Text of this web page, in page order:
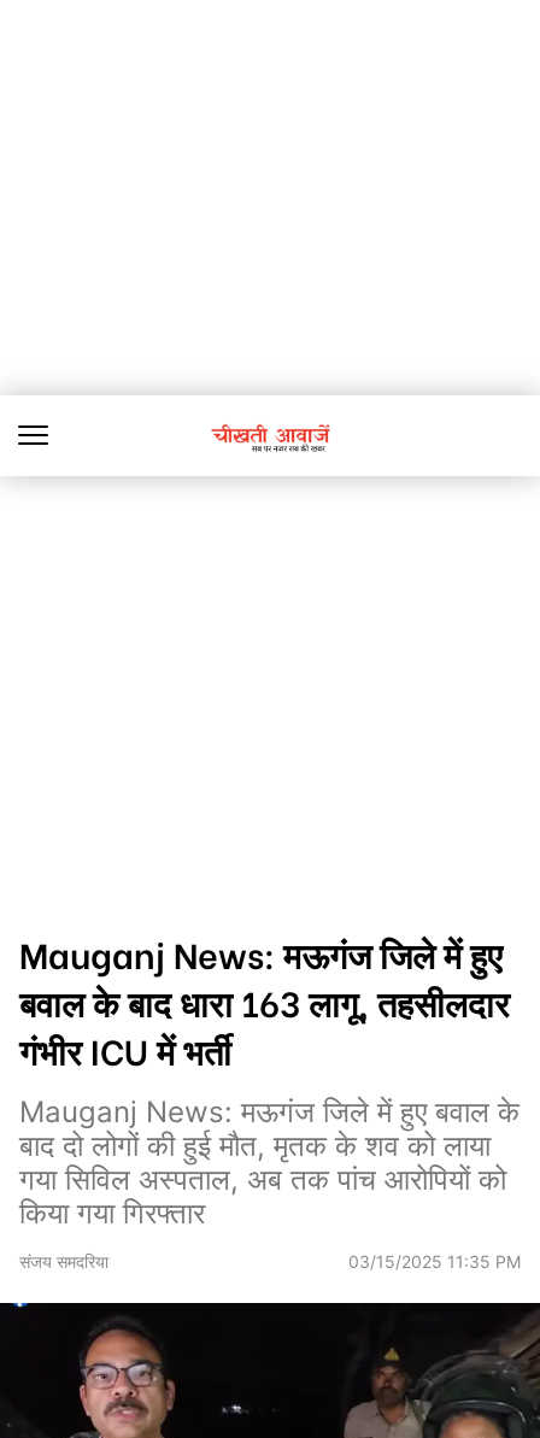
Mauganj News: मऊगंज जिले में हुए
बवाल के बाद धारा 163 लागू, तहसीलदार
गंभीर ICU में भर्ती
Mauganj News: मऊगंज जिले में हुए बवाल के
बाद दो लोगों की हुई मौत, मृतक के शव को लाया
गया सिविल अस्पताल, अब तक पांच आरोपियों को
किया गया गिरफ्तार
संजय समदरिया 03/15/2025 11:35 PM